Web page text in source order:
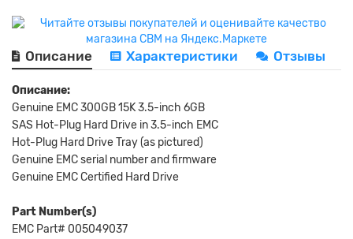
Описание Характеристики Отзывы
Описание:
Genuine EMC 300GB 15K 3.5-inch 6GB
SAS Hot-Plug Hard Drive in 3.5-inch EMC
Hot-Plug Hard Drive Tray (as pictured)
Genuine EMC serial number and firmware
Genuine EMC Certified Hard Drive
Part Number(s)
EMC Part# 005049037